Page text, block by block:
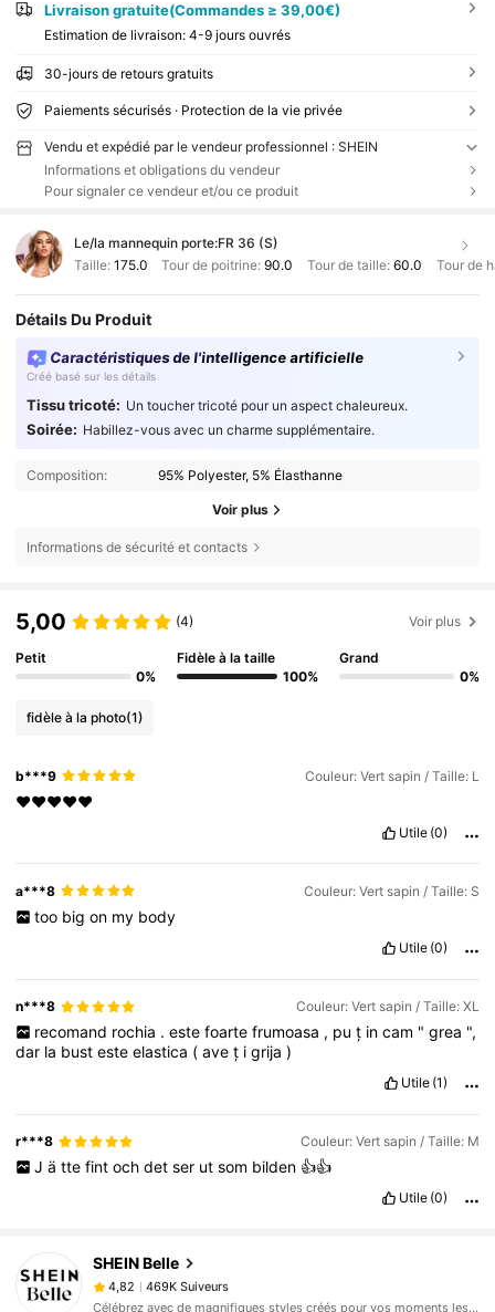
Livraison gratuite(Commandes ≥ 39,00€)
Estimation de livraison: 4-9 jours ouvrés
30-jours de retours gratuits
Paiements sécurisés · Protection de la vie privée
Vendu et expédié par le vendeur professionnel : SHEIN
Informations et obligations du vendeur
Pour signaler ce vendeur et/ou ce produit
Le/la mannequin porte:FR 36 (S)
Taille: 175.0 Tour de poitrine:90.0 Tour de taille: 60.0 Tour de
Détails Du Produit
Caractéristiques de l'intelligence artificielle
Créé basé sur les détails
Tissu tricoté: Un toucher tricoté pour un aspect chaleureux.
Soirée: Habillez-vous avec un charme supplémentaire.
Composition: 95% Polyester, 5% Élasthanne
Voir plus
Informations de sécurité et contacts
5,00 (4) Voir plus
Petit
0%
Fidèle à la taille
100%
Grand
0%
fidèle à la photo(1)
b***9 Couleur: Vert sapin / Taille: L
❤️❤️❤️❤️❤️
Utile (0)
a***8 Couleur: Vert sapin / Taille: S
too big on my body
Utile (0)
n***8 Couleur: Vert sapin / Taille: XL
recomand rochia . este foarte frumoasa , pu ț in cam " grea ",
dar la bustesteelastica (aveț igrija)
Utile (1)
r***8 Couleur: Vert sapin / Taille: M
J ä tte fint och det ser ut som bilden 👍👍
Utile (0)
SHEIN Belle
4,82 469K Suiveurs
Célébrez avec de magnifiques styles créés pour vos moments les mieux habillés.